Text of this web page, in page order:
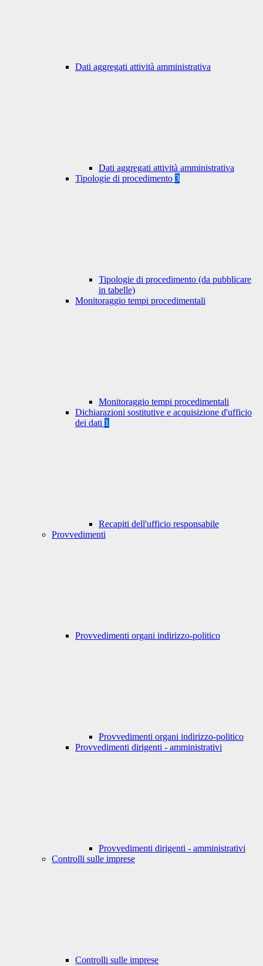
Dati aggregati attività amministrativa
Dati aggregati attività amministrativa
Tipologie di procedimento 3
Tipologie di procedimento (da pubblicare
in tabelle)
Monitoraggio tempi procedimentali
Monitoraggio tempi procedimentali
Dichiarazioni sostitutive e acquisizione d'ufficio
dei dati 1
Recapiti dell'ufficio responsabile
Provvedimenti
Provvedimenti organi indirizzo-politico
Provvedimenti organi indirizzo-politico
Provvedimenti dirigenti - amministrativi
Provvedimenti dirigenti - amministrativi
Controlli sulle imprese
Controlli sulle imprese